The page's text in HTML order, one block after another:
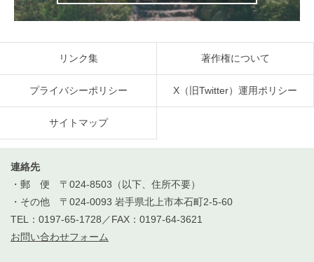
リンク集 著作権について
プライバシーポリシー X（旧Twitter）運用ポリシー
サイトマップ
連絡先
・郵 便 〒024-8503（以下、住所不要）
・その他 〒024-0093 岩手県北上市本石町2-5-60
TEL：0197-65-1728／FAX：0197-64-3621
お問い合わせフォーム